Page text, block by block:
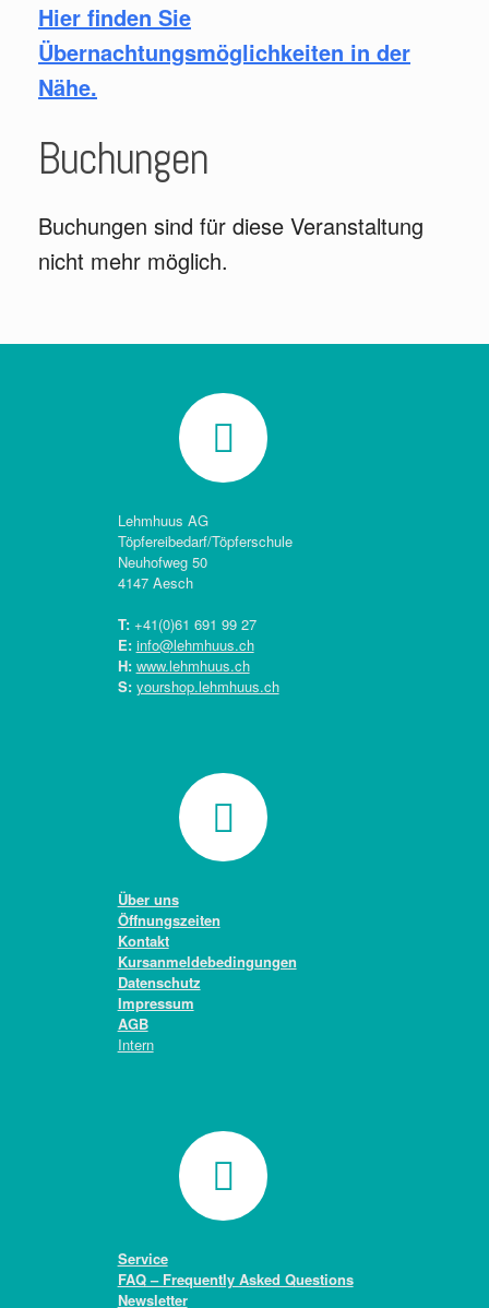
Hier finden Sie
Übernachtungsmöglichkeiten in der
Nähe.
Buchungen
Buchungen sind für diese Veranstaltung
nicht mehr möglich.
Lehmhuus AG
Töpfereibedarf/Töpferschule
Neuhofweg 50
4147 Aesch
T:+41(0)61 691 99 27
E: info@lehmhuus.ch
H: www.lehmhuus.ch
S: yourshop.lehmhuus.ch
Über uns
Öffnungszeiten
Kontakt
Kursanmeldebedingungen
Datenschutz
Impressum
AGB
Intern
Service
FAQ – Frequently Asked Questions
Newsletter